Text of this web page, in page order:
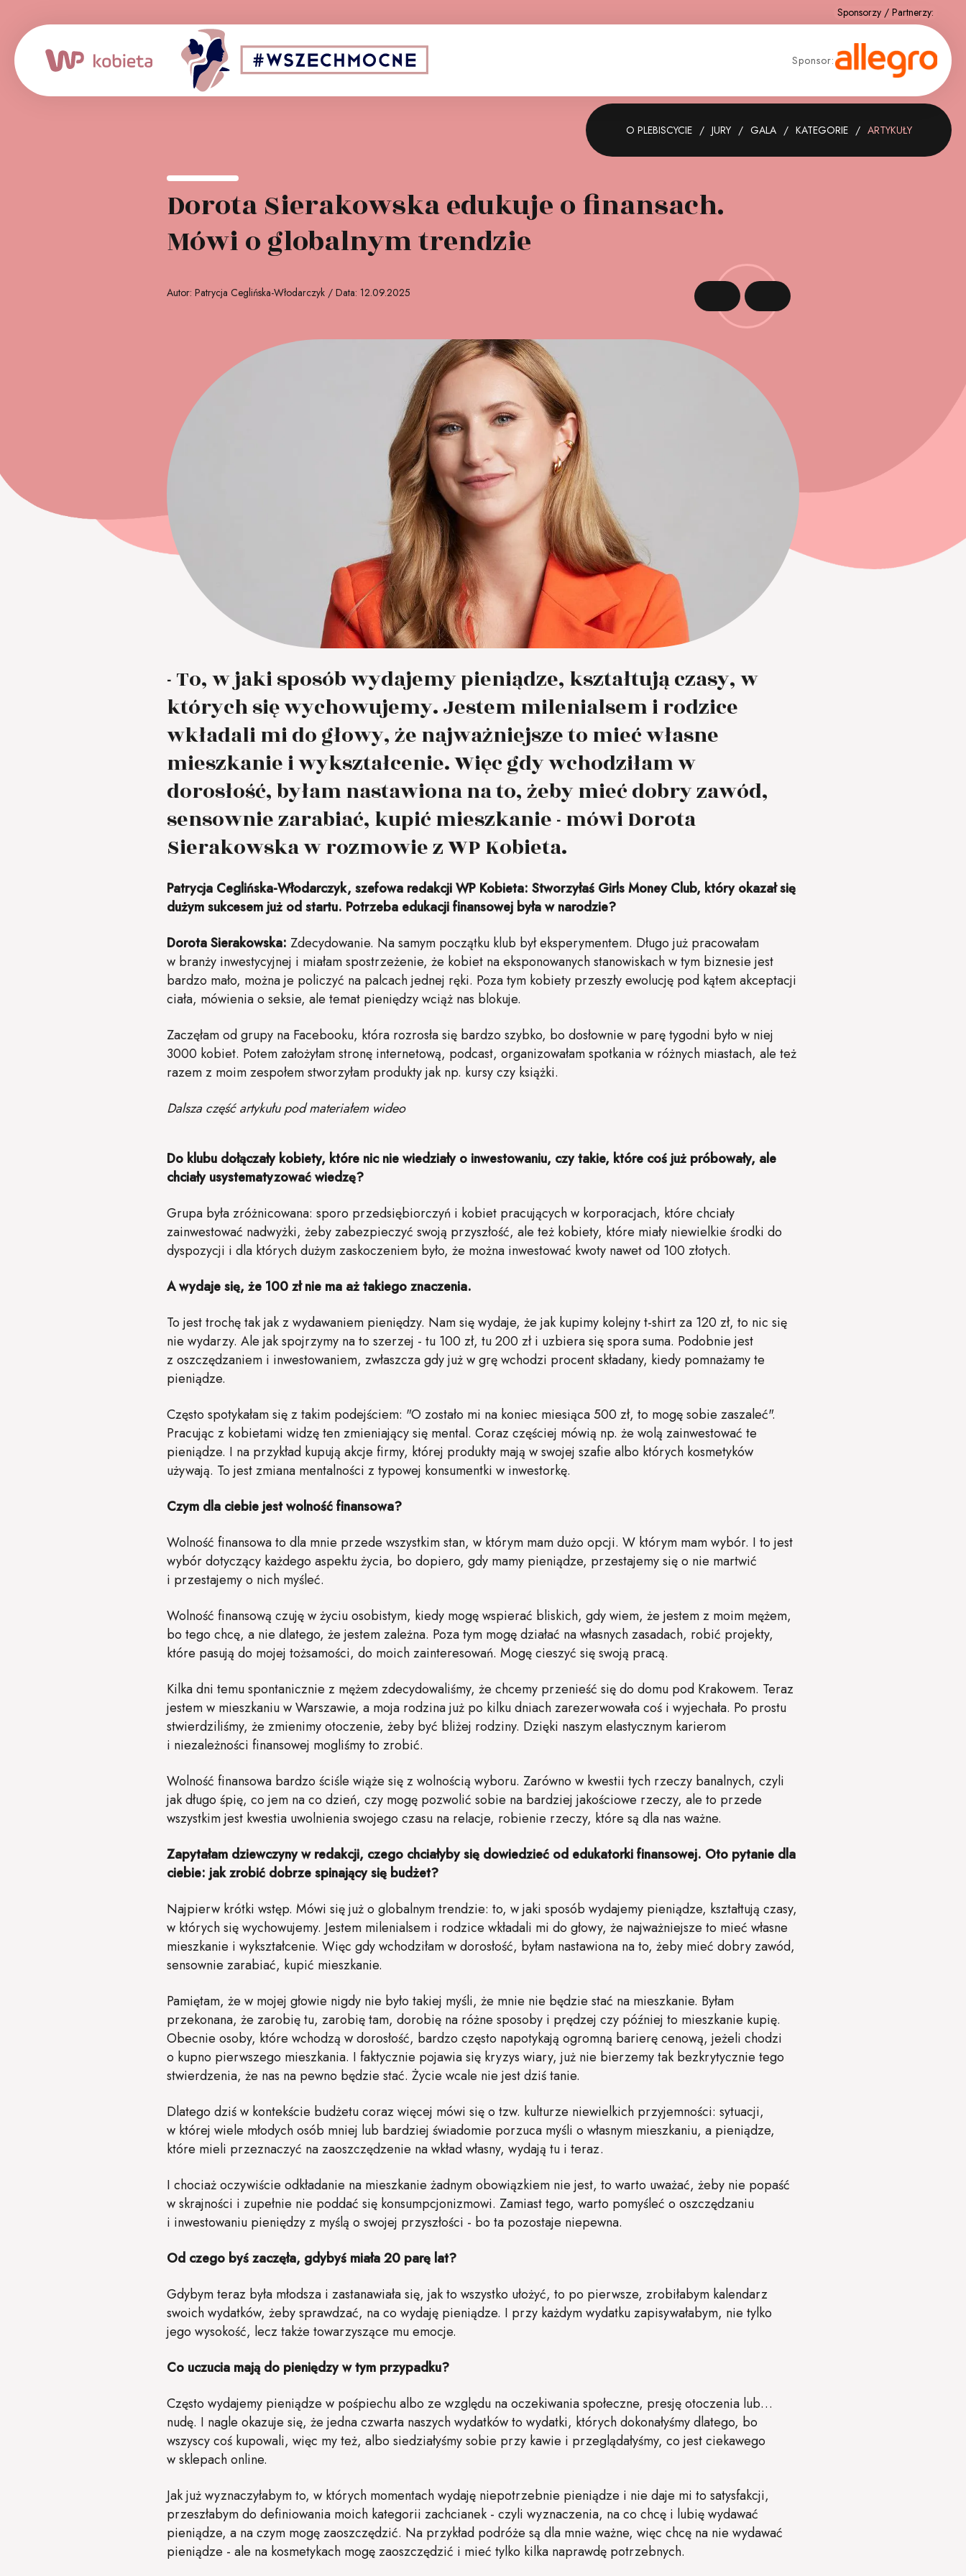
Patron medialny: Sponsor strategiczny:
O PLEBISCYCIE JURY GALA KATEGORIE ARTYKUŁY
Dorota Sierakowska edukuje o finansach.
Mówi o globalnym trendzie
Autor: Patrycja Ceglińska-Włodarczyk / Data: 12.09.2025
- To, w jaki sposób wydajemy pieniądze, kształtują czasy, w
których się wychowujemy. Jestem milenialsem i rodzice
wkładali mi do głowy, że najważniejsze to mieć własne
mieszkanie i wykształcenie. Więc gdy wchodziłam w
dorosłość, byłam nastawiona na to, żeby mieć dobry zawód,
sensownie zarabiać, kupić mieszkanie - mówi Dorota
Sierakowska w rozmowie z WP Kobieta.
Patrycja Ceglińska-Włodarczyk, szefowa redakcji WP Kobieta: Stworzyłaś Girls Money Club, który okazał się
dużym sukcesem już od startu. Potrzeba edukacji finansowej była w narodzie?
Dorota Sierakowska: Zdecydowanie. Na samym początku klub był eksperymentem. Długo już pracowałam
w branży inwestycyjnej i miałam spostrzeżenie, że kobiet na eksponowanych stanowiskach w tym biznesie jest
bardzo mało, można je policzyć na palcach jednej ręki. Poza tym kobiety przeszły ewolucję pod kątem akceptacji
ciała, mówienia o seksie, ale temat pieniędzy wciąż nas blokuje.
Zaczęłam od grupy na Facebooku, która rozrosła się bardzo szybko, bo dosłownie w parę tygodni było w niej
3000 kobiet. Potem założyłam stronę internetową, podcast, organizowałam spotkania w różnych miastach, ale też
razem z moim zespołem stworzyłam produkty jak np. kursy czy książki.
Dalsza część artykułu pod materiałem wideo
Do klubu dołączały kobiety, które nic nie wiedziały o inwestowaniu, czy takie, które coś już próbowały, ale
chciały usystematyzować wiedzę?
Grupa była zróżnicowana: sporo przedsiębiorczyń i kobiet pracujących w korporacjach, które chciały
zainwestować nadwyżki, żeby zabezpieczyć swoją przyszłość, ale też kobiety, które miały niewielkie środki do
dyspozycji i dla których dużym zaskoczeniem było, że można inwestować kwoty nawet od 100 złotych.
A wydaje się, że 100 zł nie ma aż takiego znaczenia.
To jest trochę tak jak z wydawaniem pieniędzy. Nam się wydaje, że jak kupimy kolejny t-shirt za 120 zł, to nic się
nie wydarzy. Ale jak spojrzymy na to szerzej - tu 100 zł, tu 200 zł i uzbiera się spora suma. Podobnie jest
z oszczędzaniem i inwestowaniem, zwłaszcza gdy już w grę wchodzi procent składany, kiedy pomnażamy te
pieniądze.
Często spotykałam się z takim podejściem: "O zostało mi na koniec miesiąca 500 zł, to mogę sobie zaszaleć".
Pracując z kobietami widzę ten zmieniający się mental. Coraz częściej mówią np. że wolą zainwestować te
pieniądze. I na przykład kupują akcje firmy, której produkty mają w swojej szafie albo których kosmetyków
używają. To jest zmiana mentalności z typowej konsumentki w inwestorkę.
Czym dla ciebie jest wolność finansowa?
Wolność finansowa to dla mnie przede wszystkim stan, w którym mam dużo opcji. W którym mam wybór. I to jest
wybór dotyczący każdego aspektu życia, bo dopiero, gdy mamy pieniądze, przestajemy się o nie martwić
i przestajemy o nich myśleć.
Wolność finansową czuję w życiu osobistym, kiedy mogę wspierać bliskich, gdy wiem, że jestem z moim mężem,
bo tego chcę, a nie dlatego, że jestem zależna. Poza tym mogę działać na własnych zasadach, robić projekty,
które pasują do mojej tożsamości, do moich zainteresowań. Mogę cieszyć się swoją pracą.
Kilka dni temu spontanicznie z mężem zdecydowaliśmy, że chcemy przenieść się do domu pod Krakowem. Teraz
jestem w mieszkaniu w Warszawie, a moja rodzina już po kilku dniach zarezerwowała coś i wyjechała. Po prostu
stwierdziliśmy, że zmienimy otoczenie, żeby być bliżej rodziny. Dzięki naszym elastycznym karierom
i niezależności finansowej mogliśmy to zrobić.
Wolność finansowa bardzo ściśle wiąże się z wolnością wyboru. Zarówno w kwestii tych rzeczy banalnych, czyli
jak długo śpię, co jem na co dzień, czy mogę pozwolić sobie na bardziej jakościowe rzeczy, ale to przede
wszystkim jest kwestia uwolnienia swojego czasu na relacje, robienie rzeczy, które są dla nas ważne.
Zapytałam dziewczyny w redakcji, czego chciałyby się dowiedzieć od edukatorki finansowej. Oto pytanie dla
ciebie: jak zrobić dobrze spinający się budżet?
Najpierw krótki wstęp. Mówi się już o globalnym trendzie: to, w jaki sposób wydajemy pieniądze, kształtują czasy,
w których się wychowujemy. Jestem milenialsem i rodzice wkładali mi do głowy, że najważniejsze to mieć własne
mieszkanie i wykształcenie. Więc gdy wchodziłam w dorosłość, byłam nastawiona na to, żeby mieć dobry zawód,
sensownie zarabiać, kupić mieszkanie.
Pamiętam, że w mojej głowie nigdy nie było takiej myśli, że mnie nie będzie stać na mieszkanie. Byłam
przekonana, że zarobię tu, zarobię tam, dorobię na różne sposoby i prędzej czy później to mieszkanie kupię.
Obecnie osoby, które wchodzą w dorosłość, bardzo często napotykają ogromną barierę cenową, jeżeli chodzi
o kupno pierwszego mieszkania. I faktycznie pojawia się kryzys wiary, już nie bierzemy tak bezkrytycznie tego
stwierdzenia, że nas na pewno będzie stać. Życie wcale nie jest dziś tanie.
Dlatego dziś w kontekście budżetu coraz więcej mówi się o tzw. kulturze niewielkich przyjemności: sytuacji,
w której wiele młodych osób mniej lub bardziej świadomie porzuca myśli o własnym mieszkaniu, a pieniądze,
które mieli przeznaczyć na zaoszczędzenie na wkład własny, wydają tu i teraz.
I chociaż oczywiście odkładanie na mieszkanie żadnym obowiązkiem nie jest, to warto uważać, żeby nie popaść
w skrajności i zupełnie nie poddać się konsumpcjonizmowi. Zamiast tego, warto pomyśleć o oszczędzaniu
i inwestowaniu pieniędzy z myślą o swojej przyszłości - bo ta pozostaje niepewna.
Od czego byś zaczęła, gdybyś miała 20 parę lat?
Gdybym teraz była młodsza i zastanawiała się, jak to wszystko ułożyć, to po pierwsze, zrobiłabym kalendarz
swoich wydatków, żeby sprawdzać, na co wydaję pieniądze. I przy każdym wydatku zapisywałabym, nie tylko
jego wysokość, lecz także towarzyszące mu emocje.
Co uczucia mają do pieniędzy w tym przypadku?
Często wydajemy pieniądze w pośpiechu albo ze względu na oczekiwania społeczne, presję otoczenia lub…
nudę. I nagle okazuje się, że jedna czwarta naszych wydatków to wydatki, których dokonałyśmy dlatego, bo
wszyscy coś kupowali, więc my też, albo siedziałyśmy sobie przy kawie i przeglądałyśmy, co jest ciekawego
w sklepach online.
Jak już wyznaczyłabym to, w których momentach wydaję niepotrzebnie pieniądze i nie daje mi to satysfakcji,
przeszłabym do definiowania moich kategorii zachcianek - czyli wyznaczenia, na co chcę i lubię wydawać
pieniądze, a na czym mogę zaoszczędzić. Na przykład podróże są dla mnie ważne, więc chcę na nie wydawać
pieniądze - ale na kosmetykach mogę zaoszczędzić i mieć tylko kilka naprawdę potrzebnych.